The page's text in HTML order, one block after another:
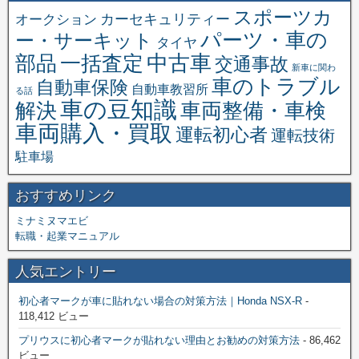
オークション カーセキュリティー スポーツカ
ー・サーキット
タイヤ パーツ・車の
部品 一括査定 中古車 交通事故 新車に関わ
る話 自動車保険 自動車教習所 車のトラブル
解決車の豆知識車両整備・車検
車両購入・買取 運転初心者 運転技術
駐車場
おすすめリンク
ミナミヌマエビ
転職・起業マニュアル
人気エントリー
初心者マークが車に貼れない場合の対策方法｜Honda NSX-R -
118,412 ビュー
プリウスに初心者マークが貼れない理由とお勧めの対策方法 - 86,462
ビュー